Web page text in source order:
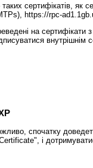
сертифікатів, як
https://rpc-
на сертифікати
внутрішнім
спочатку
і